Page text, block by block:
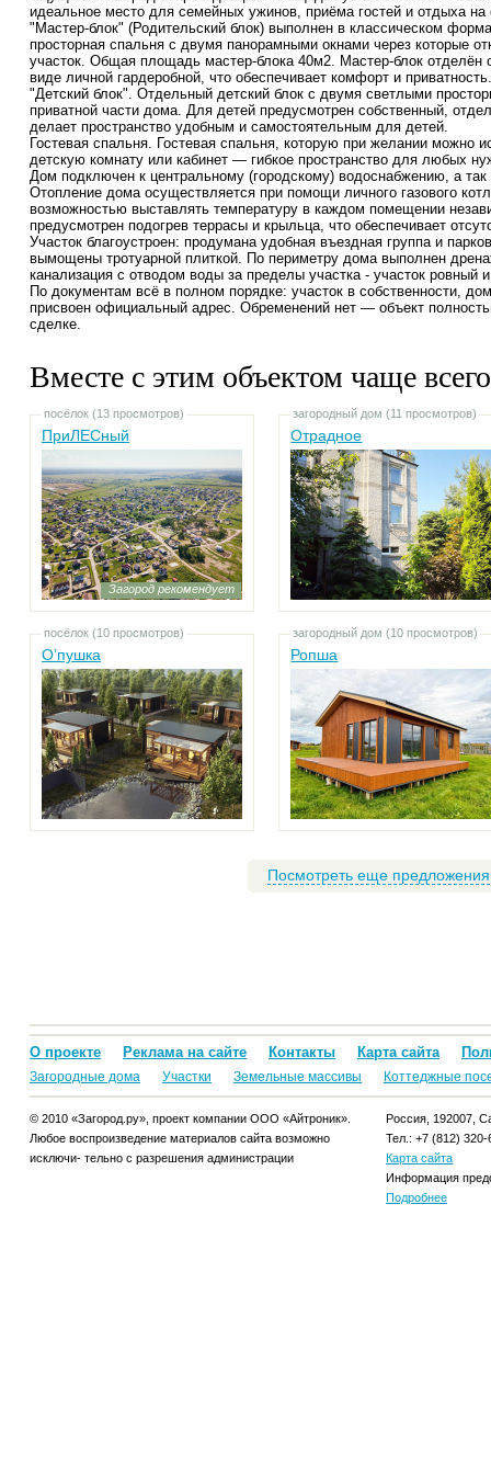
идеальное место для семейных ужинов, приёма гостей и отдыха
"Мастер-блок" (Родительский блок) выполнен в классическом
просторная спальня с двумя панорамными окнами через которые
участок. Общая площадь мастер-блока 40м2. Мастер-блок
виде личной гардеробной, что обеспечивает комфорт и приватность.
"Детский блок". Отдельный детский блок с двумя светлыми
приватной части дома. Для детей предусмотрен собственный,
делает пространство удобным и самостоятельным для детей.
Гостевая спальня. Гостевая спальня, которую при желании можно
детскую комнату или кабинет — гибкое пространство для любых
Дом подключен к центральному (городскому) водоснабжению, а
Отопление дома осуществляется при помощи личного газового
возможностью выставлять температуру в каждом помещении
предусмотрен подогрев террасы и крыльца, что обеспечивает
Участок благоустроен: продумана удобная въездная группа и
вымощены тротуарной плиткой. По периметру дома выполнен
канализация с отводом воды за пределы участка - участок ровный
По документам всё в полном порядке: участок в собственности,
присвоен официальный адрес. Обременений нет — объект
сделке.
Вместе с этим объектом чаще
посёлок (13 просмотров)
ПриЛЕСный
Загород рекомендует
загородный дом (11 просмотров)
Отрадное
посёлок (10 просмотров)
О’пушка
загородный дом (10 просмотров)
Ропша
Посмотреть еще предложения
О проекте Реклама на сайте Контакты Карта сайта
Загородные дома Участки Земельные массивы Коттеджные
© 2010 «Загород.ру», проект компании ООО «Айтроник».
Любое воспроизведение материалов сайта возможно
исключи- тельно с разрешения администрации
Россия, 192007,
Тел.: +7 (812) 320-
Карта сайта
Информация
Подробнее